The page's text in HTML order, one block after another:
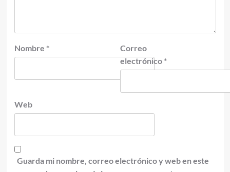
Nombre *
Correo
electrónico *
Web
Guarda mi nombre, correo electrónico y web en este